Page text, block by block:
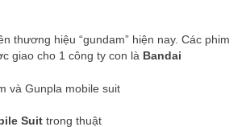
thương hiệu “gundam” hiện nay. Các phim
giao cho 1 công ty con là Bandai
Suit trong thuật